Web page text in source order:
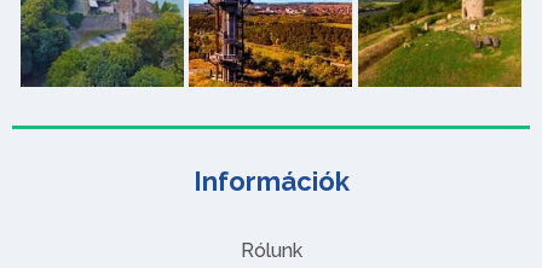
Információk
Rólunk